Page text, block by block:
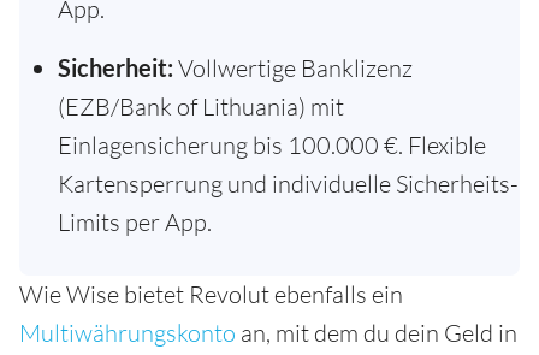
App.
Sicherheit: Vollwertige Banklizenz
(EZB/Bank of Lithuania) mit
Einlagensicherung bis 100.000 €. Flexible
Kartensperrung und individuelle Sicherheits-
Limits per App.
Wie Wise bietet Revolut ebenfalls ein
Multiwährungskonto an, mit dem du dein Geld in